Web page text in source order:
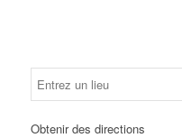
Obtenir des directions